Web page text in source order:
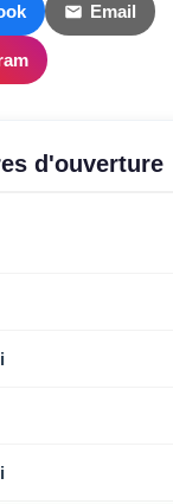
Email
d'ouverture